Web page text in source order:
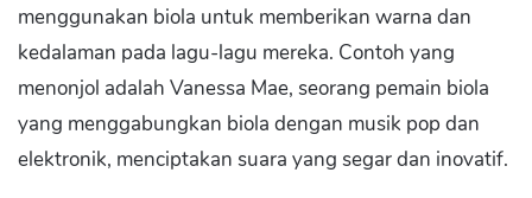
menggunakan biola untuk memberikan warna dan
kedalaman pada lagu-lagu mereka. Contoh yang
menonjol adalah Vanessa Mae, seorang pemain biola
yang menggabungkan biola dengan musik pop dan
elektronik, menciptakan suara yang segar dan inovatif.